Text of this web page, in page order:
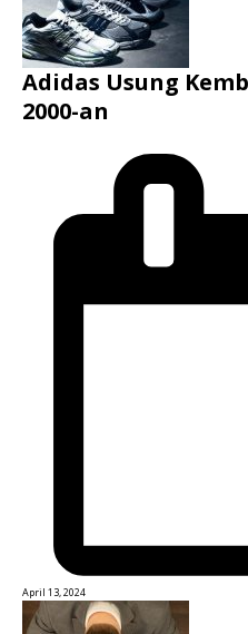
Adidas Usung
2000-an
April 13, 2024